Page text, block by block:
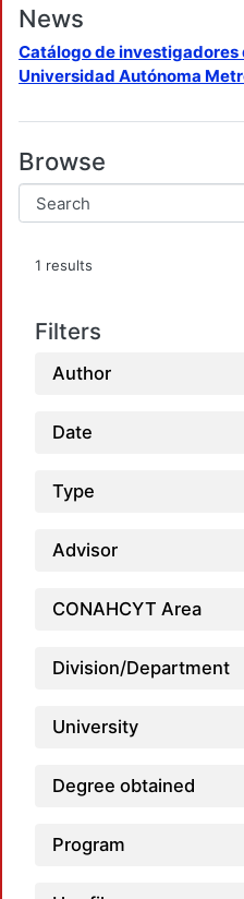
News
Catálogo de investigadores
Universidad Autónoma
Browse
1 results
Filters
Author
Date
Type
Advisor
CONAHCYT Area
Division/Department
University
Degree obtained
Program